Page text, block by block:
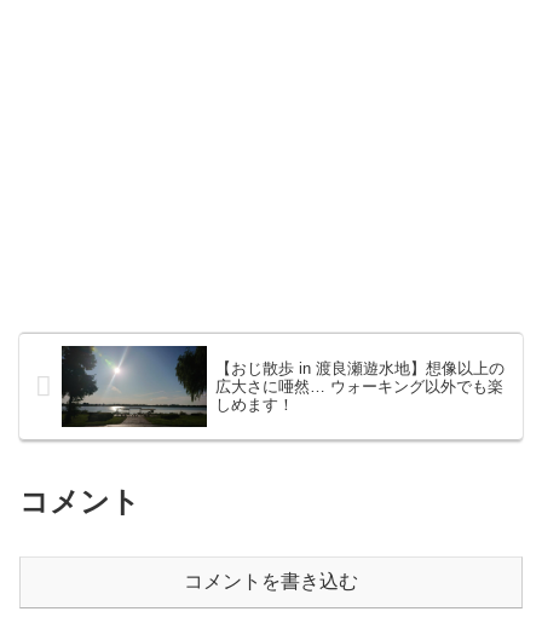
【おじ散歩 in 渡良瀬遊水地】想像以上の
広大さに唖然… ウォーキング以外でも楽
しめます！
コメント
コメントを書き込む